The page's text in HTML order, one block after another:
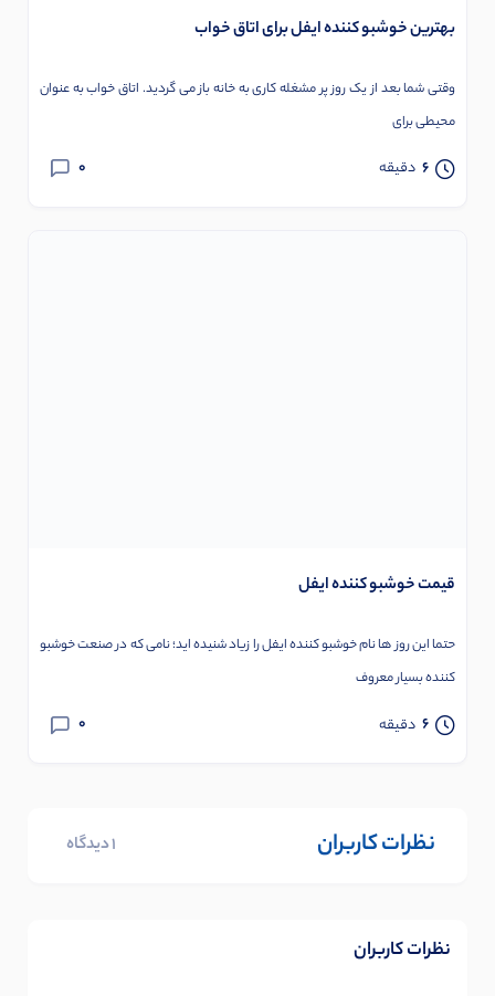
بهترین خوشبو کننده ایفل برای اتاق خواب
وقتی شما بعد از یک روز پر مشغله کاری به خانه باز می گردید. اتاق خواب به عنوان
محیطی برای
6 دقیقه 0
قیمت خوشبو کننده ایفل
حتما این روز ها نام خوشبو کننده ایفل را زیاد شنیده اید؛ نامی که در صنعت خوشبو
کننده بسیار معروف
6 دقیقه 0
نظرات کاربران 1 دیدگاه
نظرات کاربران